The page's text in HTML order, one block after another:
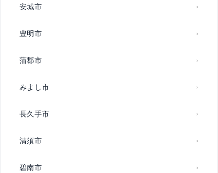
安城市
豊明市
蒲郡市
みよし市
長久手市
清須市
碧南市